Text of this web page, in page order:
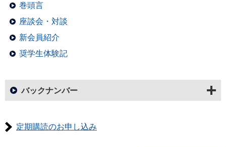
巻頭言
座談会・対談
新会員紹介
奨学生体験記
バックナンバー
定期購読のお申し込み